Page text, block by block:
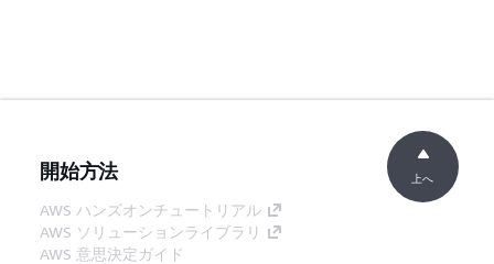
開始方法
AWS ハンズオンチュートリアル
AWS ソリューションライブラリ
AWS 意思決定ガイド
上へ